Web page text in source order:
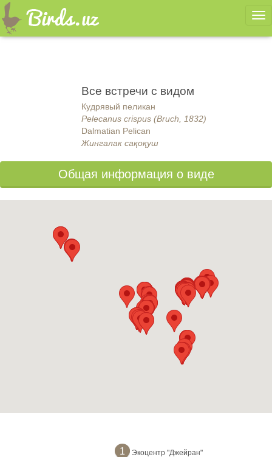
Все встречи с видом
Кудрявый пеликан
Pelecanus crispus (Bruch, 1832)
Dalmatian Pelican
Жингалак сақоқуш
Общая информация о виде
1 Экоцентр "Джейран"